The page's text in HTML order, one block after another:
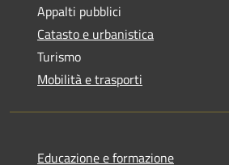
Appalti pubblici
Catasto e urbanistica
Turismo
Mobilità e trasporti
Educazione e formazione